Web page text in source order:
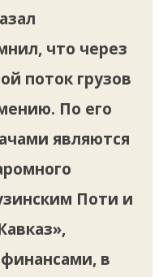
что через
поток грузов
По его
являются
Поти и
в